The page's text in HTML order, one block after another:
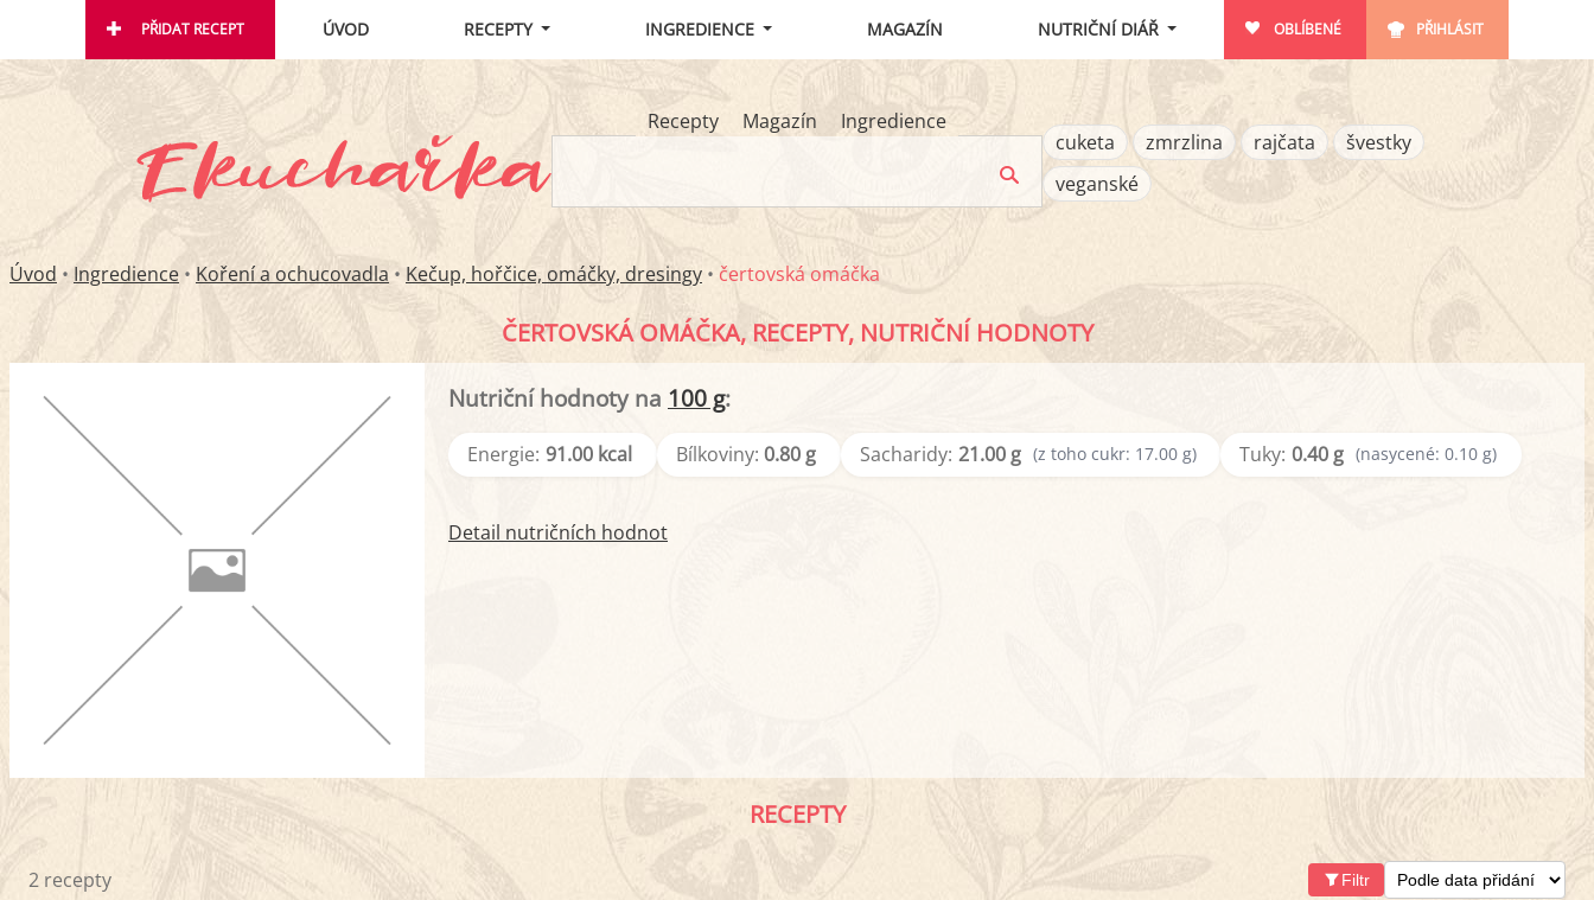
PŘIDAT RECEPT ÚVOD RECEPTY INGREDIENCE MAGAZÍN NUTRIČNÍ DIÁŘ OBLÍBENÉ PŘIHLÁSIT
Recepty Magazín
Ingredience
cuketa
zmrzlina rajčata
švestky
veganské
Úvod • Ingredience • Koření a ochucovadla • Kečup, hořčice, omáčky, dresingy • čertovská omáčka
ČERTOVSKÁ OMÁČKA, RECEPTY, NUTRIČNÍ HODNOTY
Nutriční hodnoty na 100 g:
Energie: 91.00 kcal Bílkoviny: 0.80 g Sacharidy: 21.00 g (z toho cukr: 17.00 g) Tuky: 0.40 g (nasycené: 0.10 g)
Detail nutričních hodnot
RECEPTY
2 recepty Filtr